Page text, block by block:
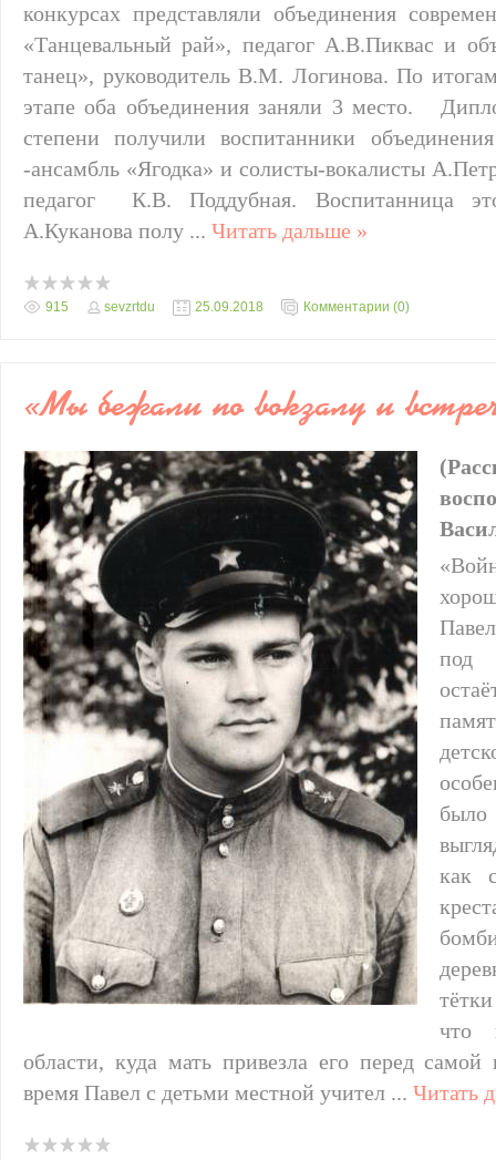
конкурсах представляли объединения
«Танцевальный рай», педагог А.В.Пиквас и
танец», руководитель В.М. Логинова. По
этапе оба объединения заняли 3 место.
степени получили воспитанники
-ансамбль «Ягодка» и солисты-вокалисты
педагог К.В. Поддубная. Воспитанница
А.Куканова полу ... Читать дальше »
915 sevzrtdu 25.09.2018 Комментарии (0)
«Мы бежали по вокзалу и
под
как
что
области, куда мать привезла его перед
время Павел с детьми местной учител ... Читать